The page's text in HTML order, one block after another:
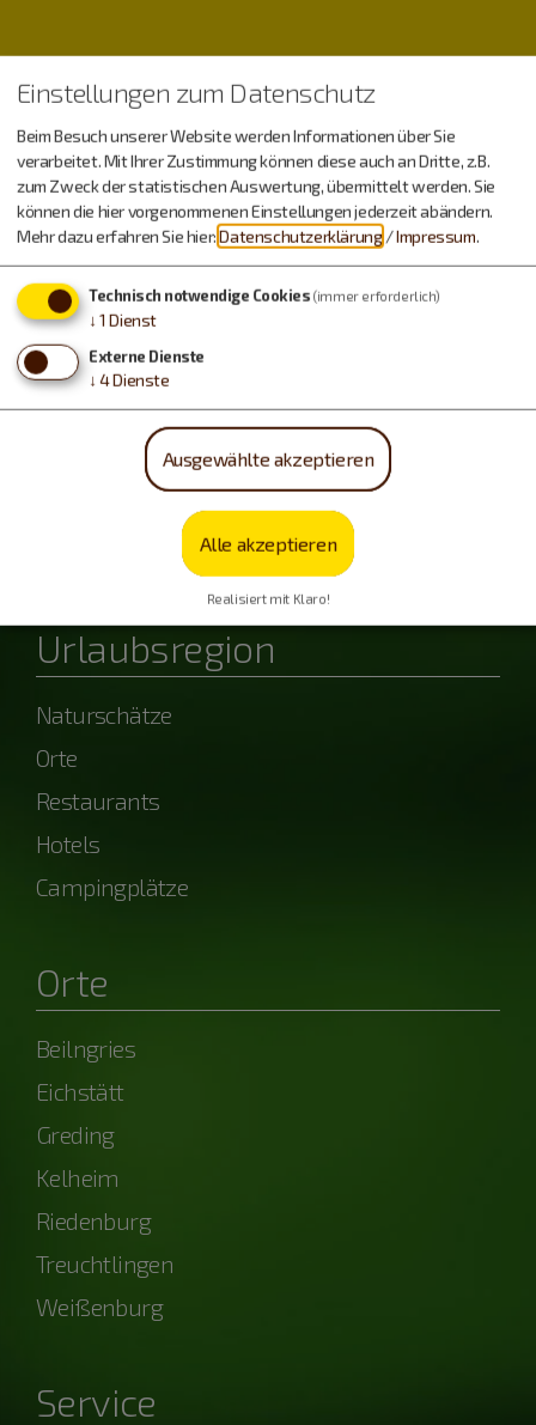
Wetter
Donnerstag, 06.08.
18 - 29 °C
Freitag, 07.08.
powered by OpenWeather
Urlaubsregion
Naturschätze
Orte
Restaurants
Hotels
Campingplätze
Orte
Beilngries
Eichstätt
Greding
Kelheim
Riedenburg
Treuchtlingen
Weißenburg
Service
Einstellungen zum Datenschutz
Beim Besuch unserer Website werden Informationen über Sie
verarbeitet. Mit Ihrer Zustimmung können diese auch an Dritte, z.B.
zum Zweck der statistischen Auswertung, übermittelt werden. Sie
können die hier vorgenommenen Einstellungen jederzeit abändern.
Mehr dazu erfahren Sie hier:Datenschutzerklärung /Impressum.
Technisch notwendige Cookies (immer erforderlich)
↓ 1 Dienst
Externe Dienste
↓ 4Dienste
Ausgewählte akzeptieren
Alle akzeptieren
Realisiert mit Klaro!